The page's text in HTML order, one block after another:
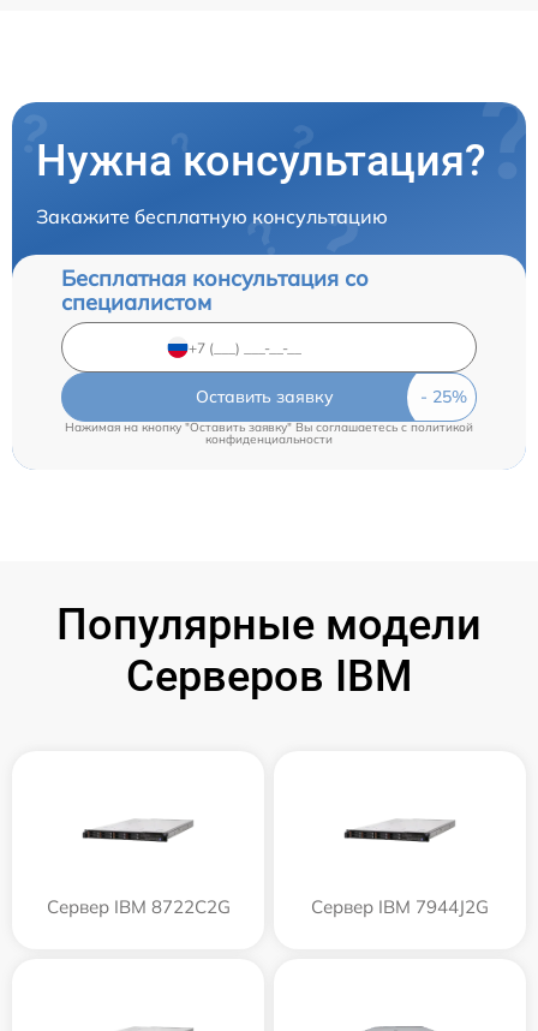
Нужна консультация?
Закажите бесплатную консультацию
Бесплатная консультация со
специалистом
Оставить заявку
Нажимая на кнопку "Оставить заявку" Вы соглашаетесь c политикой
конфиденциальности
Популярные модели
Серверов IBM
Сервер IBM 8722C2G Сервер IBM 7944J2G